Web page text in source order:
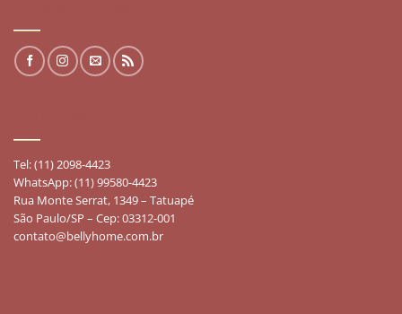
Tel: (11) 2098-4423
WhatsApp: (11) 99580-4423
Rua Monte Serrat, 1349 – Tatuapé
São Paulo/SP – Cep: 03312-001
contato@bellyhome.com.br